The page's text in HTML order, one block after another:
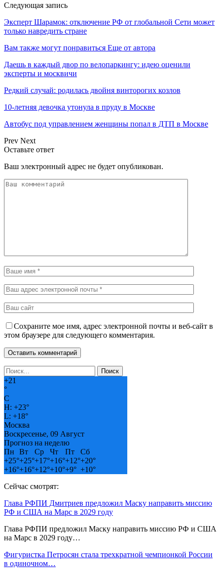
Следующая запись
Эксперт Шарамок: отключение РФ от глобальной Сети может
только навредить стране
Вам также могут понравиться Еще от автора
Даешь в каждый двор по велопаркингу: идею оценили
эксперты и москвичи
Редкий случай: родилась двойня винторогих козлов
10-летняя девочка утонула в пруду в Москве
Автобус под управлением женщины попал в ДТП в Москве
Prev Next
Оставьте ответ
Ваш электронный адрес не будет опубликован.
Сохраните мое имя, адрес электронной почты и веб-сайт в
этом браузере для следующего комментария.
+21
°
C
H: +23°
L: +18°
Москва
Воскресенье, 09 Август
Прогноз на неделю
Пн
Вт Ср Чт Пт
Сб
+25°+25°+17°+16°+12°+20°
+16°+16°+12°+10°+9° +10°
Сейчас смотрят:
Глава РФПИ Дмитриев предложил Маску направить миссию
РФ и США на Марс в 2029 году
Глава РФПИ предложил Маску направить миссию РФ и США
на Марс в 2029 году…
Фигуристка Петросян стала трехкратной чемпионкой России
в одиночном…